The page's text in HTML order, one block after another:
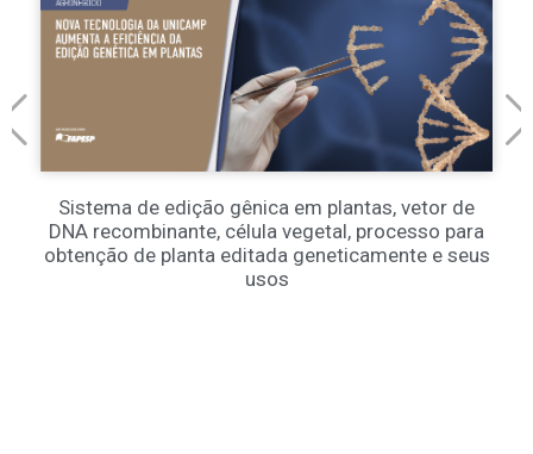
Sistema de edição gênica em plantas, vetor de
DNA recombinante, célula vegetal, processo para
obtenção de planta editada geneticamente e seus
usos